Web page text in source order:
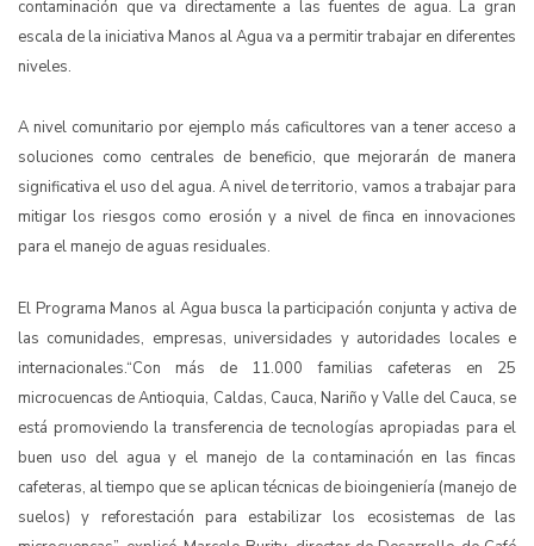
contaminación que va directamente a las fuentes de agua. La gran
escala de la iniciativa Manos al Agua va a permitir trabajar en diferentes
niveles.
A nivel comunitario por ejemplo más caficultores van a tener acceso a
soluciones como centrales de beneficio, que mejorarán de manera
significativa el uso del agua. A nivel de territorio, vamos a trabajar para
mitigar los riesgos como erosión y a nivel de finca en innovaciones
para el manejo de aguas residuales.
El Programa Manos al Agua busca la participación conjunta y activa de
las comunidades, empresas, universidades y autoridades locales e
internacionales.“Con más de 11.000 familias cafeteras en 25
microcuencas de Antioquia, Caldas, Cauca, Nariño y Valle del Cauca, se
está promoviendo la transferencia de tecnologías apropiadas para el
buen uso del agua y el manejo de la contaminación en las fincas
cafeteras, al tiempo que se aplican técnicas de bioingeniería (manejo de
suelos) y reforestación para estabilizar los ecosistemas de las